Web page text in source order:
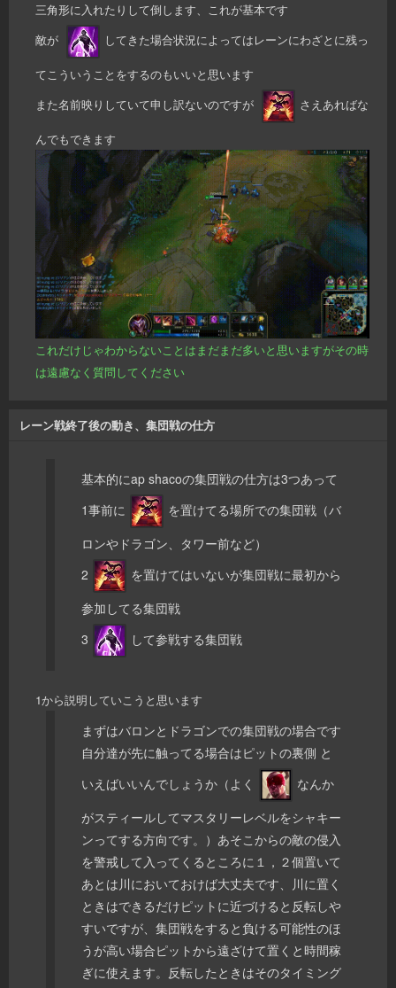
三角形に入れたりして倒します、これが基本です
敵が
してきた場合状況によってはレーンにわざとに残っ
てこういうことをするのもいいと思います
また名前映りしていて申し訳ないのですが
さえあればな
んでもできます
これだけじゃわからないことはまだまだ多いと思いますがその時
は遠慮なく質問してください
レーン戦終了後の動き、集団戦の仕方
基本的にap shacoの集団戦の仕方は3つあって
1事前に
を置けてる場所での集団戦（バ
ロンやドラゴン、タワー前など）
2
を置けてはいないが集団戦に最初から
参加してる集団戦
3
して参戦する集団戦
1から説明していこうと思います
まずはバロンとドラゴンでの集団戦の場合です
自分達が先に触ってる場合はピットの裏側 と
いえばいいんでしょうか（よく
なんか
がスティールしてマスタリーレベルをシャキー
ンってする方向です。）あそこからの敵の侵入
を警戒して入ってくるところに１，２個置いて
あとは川においておけば大丈夫です、川に置く
ときはできるだけピットに近づけると反転しや
すいですが、集団戦をすると負ける可能性のほ
うが高い場合ピットから遠ざけて置くと時間稼
ぎに使えます。反転したときはそのタイミング